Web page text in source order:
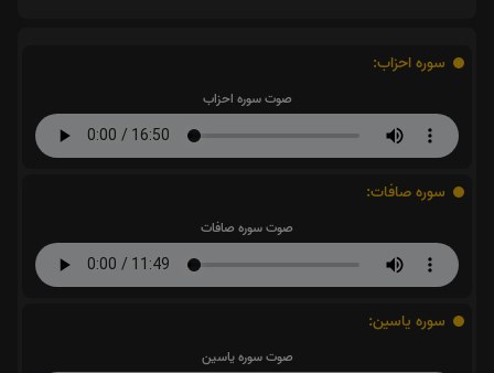
سوره احزاب:
صوت سوره احزاب
سوره صافات:
صوت سوره صافات
سوره یاسین:
صوت سوره یاسین